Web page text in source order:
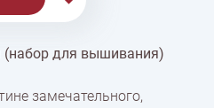
для вышивания)
замечательного,